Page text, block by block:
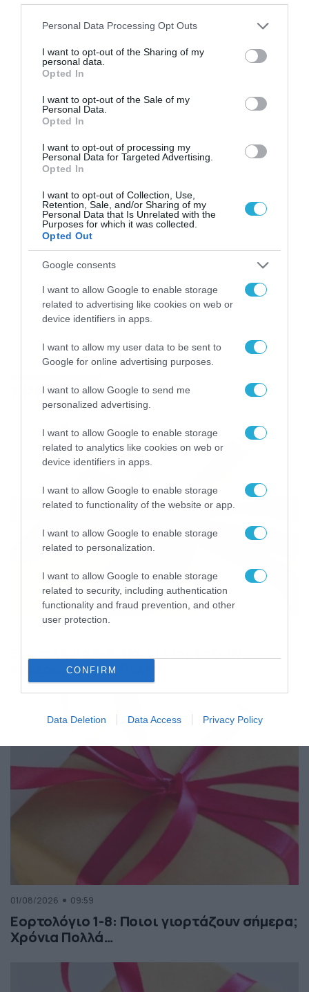
Please note that this website/app uses one or more Google
not limited to your visit or usage behaviour. You may click to
grant or deny consent to Google and its third-party tags to
use your data for below specified purposes in below Google
consent section.
Personal Data Processing Opt Outs
I want to opt-out of the Sharing of my
personal data.
Opted In
I want to opt-out of the Sale of my
Personal Data.
Opted In
I want to opt-out of processing my
Personal Data for Targeted Advertising.
Opted In
I want to opt-out of Collection, Use,
Retention, Sale, and/or Sharing of my
Personal Data that Is Unrelated with the
Purposes for which it was collected.
Opted Out
Google consents
I want to allow Google to enable storage
related to advertising like cookies on web or
device identifiers in apps.
I want to allow my user data to be sent to
Google for online advertising purposes.
I want to allow Google to send me
personalized advertising.
I want to allow Google to enable storage
related to analytics like cookies on web or
device identifiers in apps.
I want to allow Google to enable storage
related to functionality of the website or app.
I want to allow Google to enable storage
related to personalization.
I want to allow Google to enable storage
related to security, including authentication
functionality and fraud prevention, and other
user protection.
CONFIRM
Data Deletion Data Access Privacy Policy
ΧΡΗΣΤΙΚΑ
σήμερα; Χρόνια Πολλά…
01/08/2026 09:59
Εορτολόγιο 1-8: Ποιοι γιορτάζουν σήμερα;
Χρόνια Πολλά…